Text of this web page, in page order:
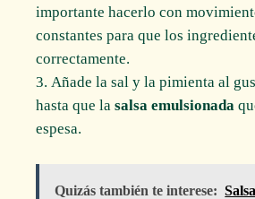
importante hacerlo con
constantes para que los
correctamente.
Añade la sal y la pimienta al
hasta que lasalsa emulsionada
espesa.
Quizás también te interese: